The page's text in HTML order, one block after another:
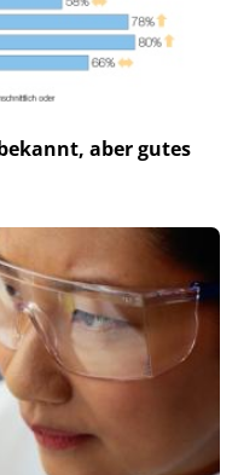
aber gutes